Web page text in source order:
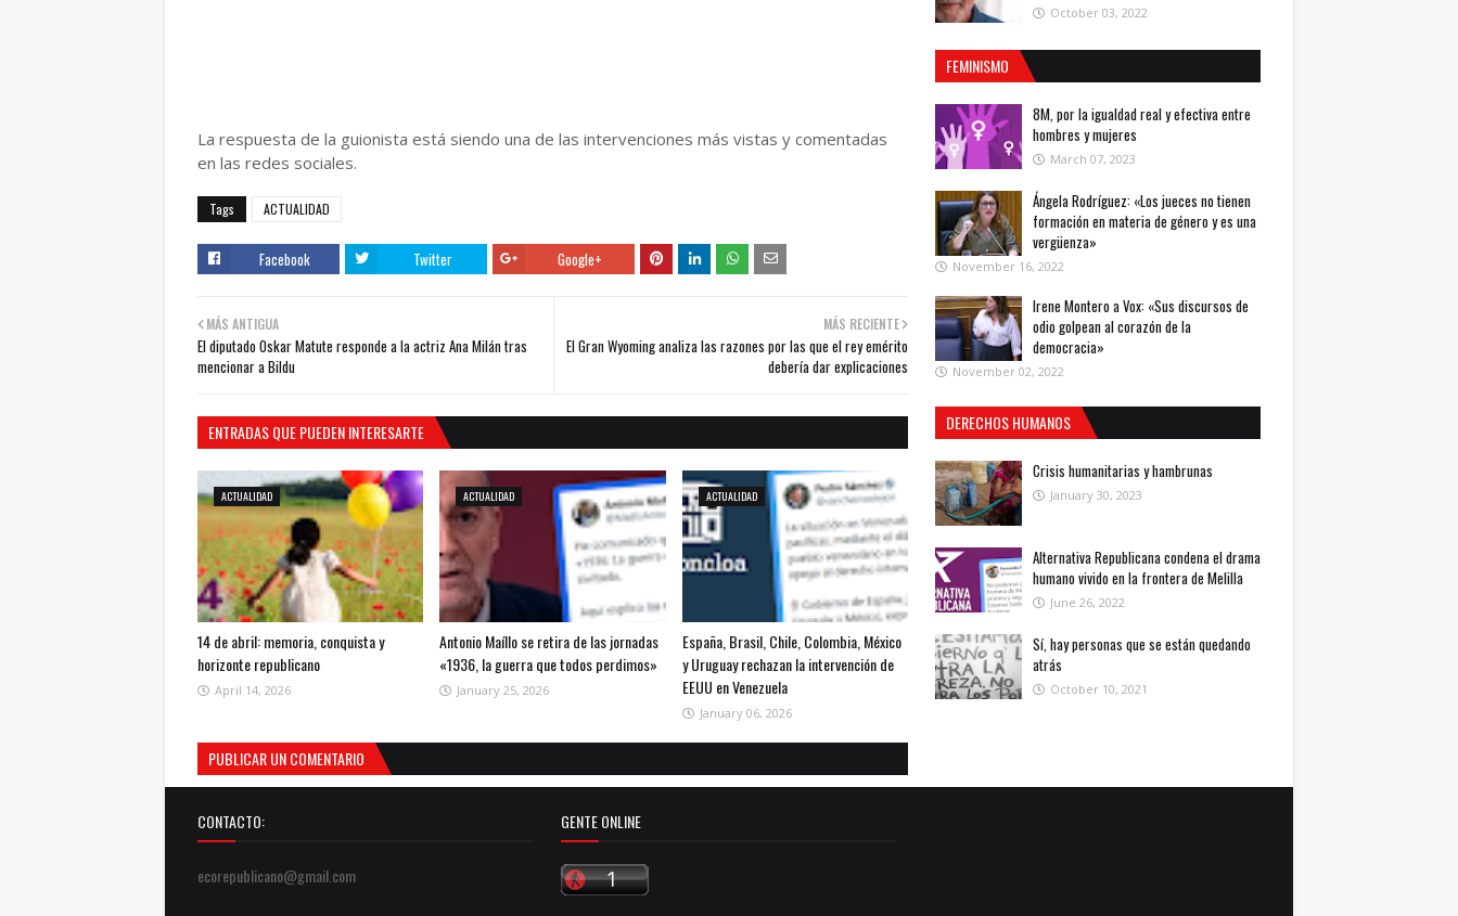
La respuesta de la guionista está siendo una de las intervenciones más vistas y comentadas
en las redes sociales.
Tags ACTUALIDAD
Facebook Twitter Google+
MÁS RECIENTE
El Gran Wyoming analiza las razones por las que el rey emérito
debería dar explicaciones
MÁS ANTIGUA
El diputado Oskar Matute responde a la actriz Ana Milán tras
mencionar a Bildu
ENTRADAS QUE PUEDEN INTERESARTE
ACTUALIDAD
14 de abril: memoria, conquista y
horizonte republicano
April 14, 2026
ACTUALIDAD
Antonio Maíllo se retira de las jornadas
«1936, la guerra que todos perdimos»
January 25, 2026
ACTUALIDAD
España, Brasil, Chile, Colombia, México
y Uruguay rechazan la intervención de
EEUU en Venezuela
January 06, 2026
PUBLICAR UN COMENTARIO
October 03, 2022
FEMINISMO
8M, por la igualdad real y efectiva entre
hombres y mujeres
March 07, 2023
Ángela Rodríguez: «Los jueces no tienen
formación en materia de género y es una
vergüenza»
November 16, 2022
Irene Montero a Vox: «Sus discursos de
odio golpean al corazón de la
democracia»
November 02, 2022
DERECHOS HUMANOS
Crisis humanitarias y hambrunas
January 30, 2023
Alternativa Republicana condena el drama
humano vivido en la frontera de Melilla
June 26, 2022
Sí, hay personas que se están quedando
atrás
October 10, 2021
CONTACTO:
ecorepublicano@gmail.com
GENTE ONLINE